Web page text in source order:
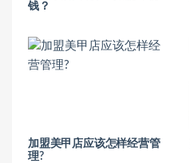
钱？
加盟美甲店应该怎样经营管
理?